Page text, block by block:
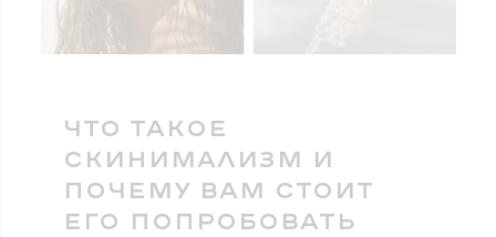
ЧТО ТАКОЕ
СКИНИМАЛИЗМ И
ПОЧЕМУ ВАМ СТОИТ
ЕГО ПОПРОБОВАТЬ